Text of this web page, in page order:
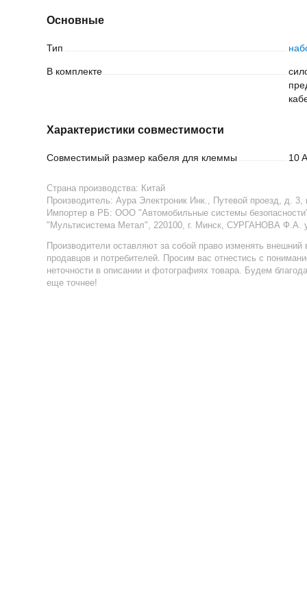
Основные
Тип
В комплекте
Характеристики совместимости
Совместимый размер кабеля для клеммы 10
Страна производства: Китай
Производитель: Аура Электроник Инк., Путевой проезд, д.
Импортер в РБ: ООО "Автомобильные системы
"Мультисистема Метал", 220100, г. Минск, СУРГАНОВА
Производители оставляют за собой право изменять
продавцов и потребителей. Просим вас отнестись с
неточности в описании и фотографиях товара. Будем
еще точнее!